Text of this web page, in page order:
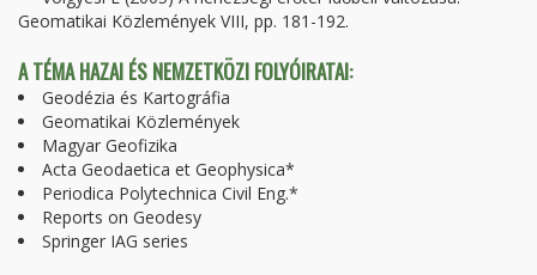
Geomatikai Közlemények VIII, pp. 181-192.
A TÉMA HAZAI ÉS NEMZETKÖZI FOLYÓIRATAI:
Geodézia és Kartográfia
Geomatikai Közlemények
Magyar Geofizika
Acta Geodaetica et Geophysica*
Periodica Polytechnica Civil Eng.*
Reports on Geodesy
Springer IAG series